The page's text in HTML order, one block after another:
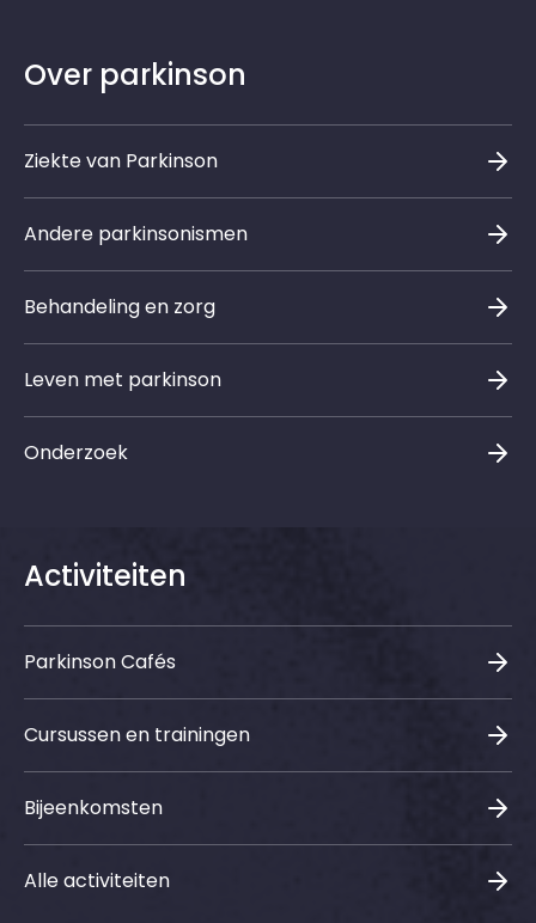
Over parkinson
Ziekte van Parkinson
Andere parkinsonismen
Behandeling en zorg
Leven met parkinson
Onderzoek
Activiteiten
Parkinson Cafés
Cursussen en trainingen
Bijeenkomsten
Alle activiteiten